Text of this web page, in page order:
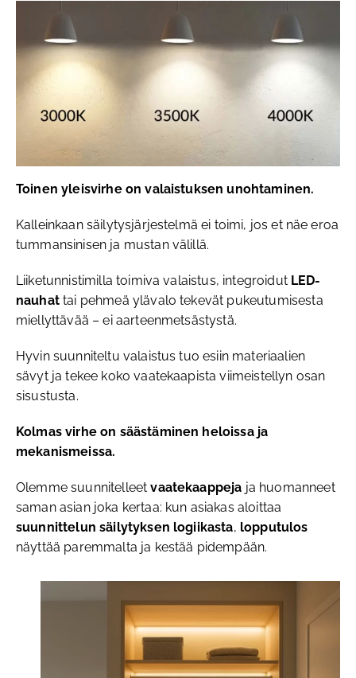
Toinen yleisvirhe on valaistuksen unohtaminen.
Kalleinkaan säilytysjärjestelmä ei toimi, jos et näe eroa
tummansinisen ja mustan välillä.
Liiketunnistimilla toimiva valaistus, integroidut LED-
nauhattai pehmeä ylävalo tekevät pukeutumisesta
miellyttävää – ei aarteenmetsästystä.
Hyvin suunniteltu valaistus tuo esiin materiaalien
sävyt ja tekee koko vaatekaapista viimeistellyn osan
sisustusta.
Kolmas virhe on säästäminen heloissa ja
mekanismeissa.
Olemme suunnitelleetvaatekaappeja ja huomanneet
saman asian joka kertaa: kun asiakas aloittaa
suunnittelun säilytyksen logiikasta, lopputulos
näyttää paremmalta ja kestää pidempään.